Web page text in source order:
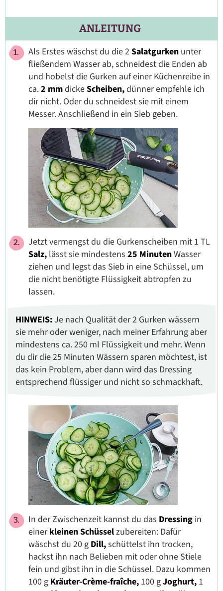
ANLEITUNG
Als Erstes wäschst du die 2Salatgurken unter
fließendem Wasser ab, schneidest die Enden ab
und hobelst die Gurken auf einer Küchenreibe in
ca.2 mmdickeScheiben,dünner empfehle ich
dir nicht. Oder du schneidest sie mit einem
Messer. Anschließend in ein Sieb geben.
Jetzt vermengst du die Gurkenscheiben mit 1 TL
Salz, lässt sie mindestens 25 MinutenWasser
ziehen und legst das Sieb in eine Schüssel, um
die nicht benötigte Flüssigkeit abtropfen zu
lassen.
HINWEIS:Je nach Qualität der 2 Gurken wässern
sie mehr oder weniger, nach meiner Erfahrung aber
mindestens ca. 250 ml Flüssigkeit und mehr. Wenn
du dir die 25 Minuten Wässern sparen möchtest, ist
das kein Problem, aber dann wird das Dressing
entsprechend flüssiger und nicht so schmackhaft.
In der Zwischenzeit kannst du das Dressing in
einerkleinen Schüsselzubereiten: Dafür
wäschst du 20 g Dill,schüttelst ihn trocken,
hackst ihn nach Belieben mit oder ohne Stiele
fein und gibst ihn in die Schüssel. Dazu kommen
100 g Kräuter-Crème-fraîche, 100 gJoghurt, 1